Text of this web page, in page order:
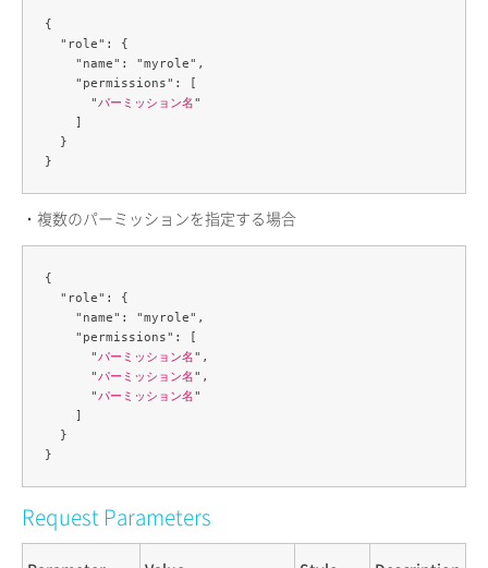
{
  "role": {
    "name": "myrole",
    "permissions": [
      "
パーミッション名"
    ]
  }
・複数のパーミッションを指定する場合
{
  "role": {
    "name": "myrole",
    "permissions": [
      "
パーミッション名",
      "
パーミッション名",
      "
パーミッション名"
    ]
  }
Request Parameters